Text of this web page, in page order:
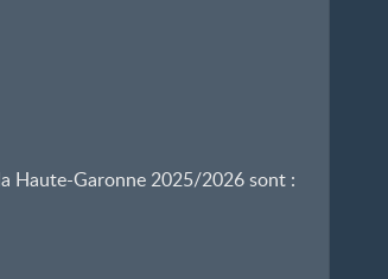
Haute-Garonne 2025/2026 sont :